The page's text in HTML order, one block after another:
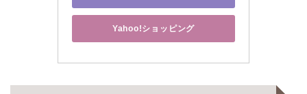
Yahoo!ショッピング